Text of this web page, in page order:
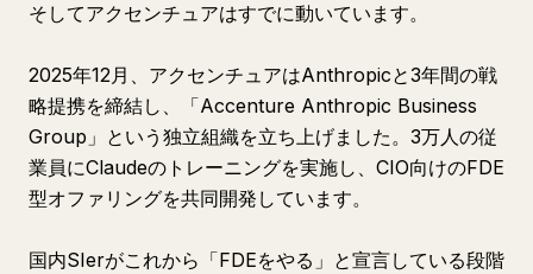
そしてアクセンチュアはすでに動いています。
2025年12月、アクセンチュアはAnthropicと3年間の戦
略提携を締結し、「Accenture Anthropic Business
Group」という独立組織を立ち上げました。3万人の従
業員にClaudeのトレーニングを実施し、CIO向けのFDE
型オファリングを共同開発しています。
国内SIerがこれから「FDEをやる」と宣言している段階